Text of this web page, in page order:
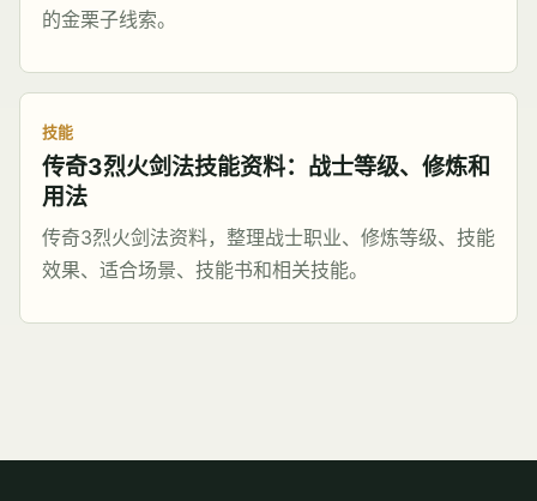
的金栗子线索。
技能
传奇3烈火剑法技能资料：战士等级、修炼和
用法
传奇3烈火剑法资料，整理战士职业、修炼等级、技能
效果、适合场景、技能书和相关技能。